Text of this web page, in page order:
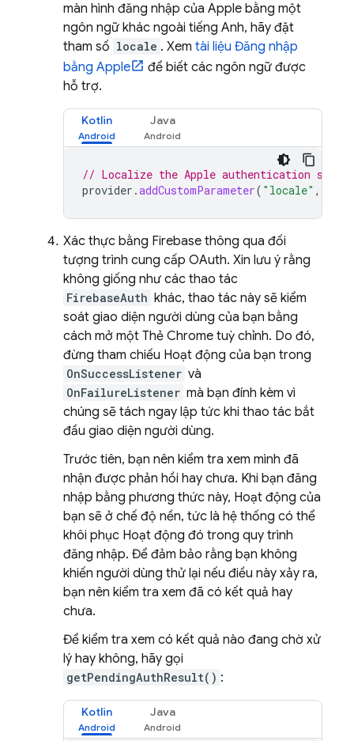
màn hình đăng nhập của Apple bằng một
ngôn ngữ khác ngoài tiếng Anh, hãy đặt
tham số locale . Xem tài liệu Đăng nhập
bằng Apple
để biết các ngôn ngữ được
hỗ trợ.
Kotlin Java
// Localize the Apple authentication
provider .addCustomParameter( "locale" ,
Xác thực bằng Firebase thông qua đối
tượng trình cung cấp OAuth. Xin lưu ý rằng
không giống như các thao tác
FirebaseAuth khác, thao tác này sẽ kiểm
soát giao diện người dùng của bạn bằng
cách mở một Thẻ Chrome tuỳ chỉnh. Do đó,
đừng tham chiếu Hoạt động của bạn trong
OnSuccessListener và
OnFailureListener mà bạn đính kèm vì
chúng sẽ tách ngay lập tức khi thao tác bắt
đầu giao diện người dùng.
Trước tiên, bạn nên kiểm tra xem mình đã
nhận được phản hồi hay chưa. Khi bạn đăng
nhập bằng phương thức này, Hoạt động của
bạn sẽ ở chế độ nền, tức là hệ thống có thể
khôi phục Hoạt động đó trong quy trình
đăng nhập. Để đảm bảo rằng bạn không
khiến người dùng thử lại nếu điều này xảy ra,
bạn nên kiểm tra xem đã có kết quả hay
chưa.
Để kiểm tra xem có kết quả nào đang chờ xử
lý hay không, hãy gọi
getPendingAuthResult() :
Kotlin Java